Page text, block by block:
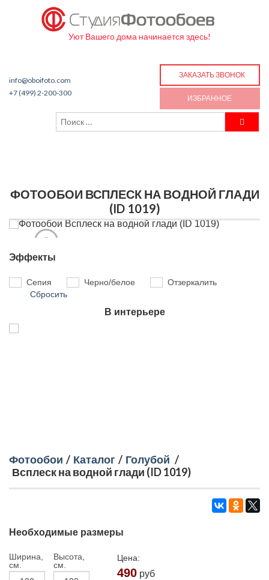
Уют Вашего дома начинается здесь!
info@oboifoto.com
+7 (499) 2-200-300
ЗАКАЗАТЬ ЗВОНОК
ИЗБРАННОЕ
ФОТООБОИ ВСПЛЕСК НА ВОДНОЙ ГЛАДИ
(ID 1019)
Эффекты
Сепия Черно/белое
Отзеркалить
Сбросить
В интерьере
Фотообои / Каталог / Голубой /
Всплеск на водной глади (ID 1019)
Необходимые размеры
Ширина,
см.
Высота,
см.
Цена:
490 руб